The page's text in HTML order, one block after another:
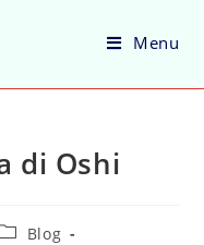
Menu
di Oshi
Blog